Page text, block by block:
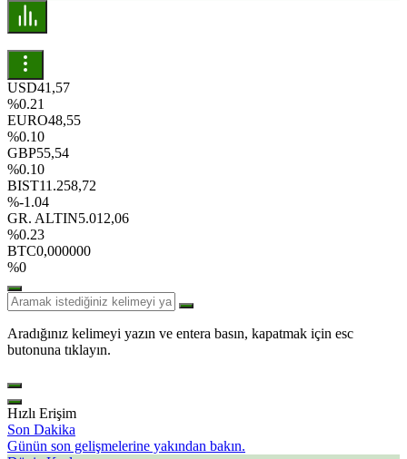
USD41,57
%0.21
EURO48,55
%0.10
GBP55,54
%0.10
BIST11.258,72
%-1.04
GR. ALTIN5.012,06
%0.23
BTC0,000000
%0
Aradığınız kelimeyi yazın ve entera basın, kapatmak için esc
butonuna tıklayın.
Hızlı Erişim
Son Dakika
Günün son gelişmelerine yakından bakın.